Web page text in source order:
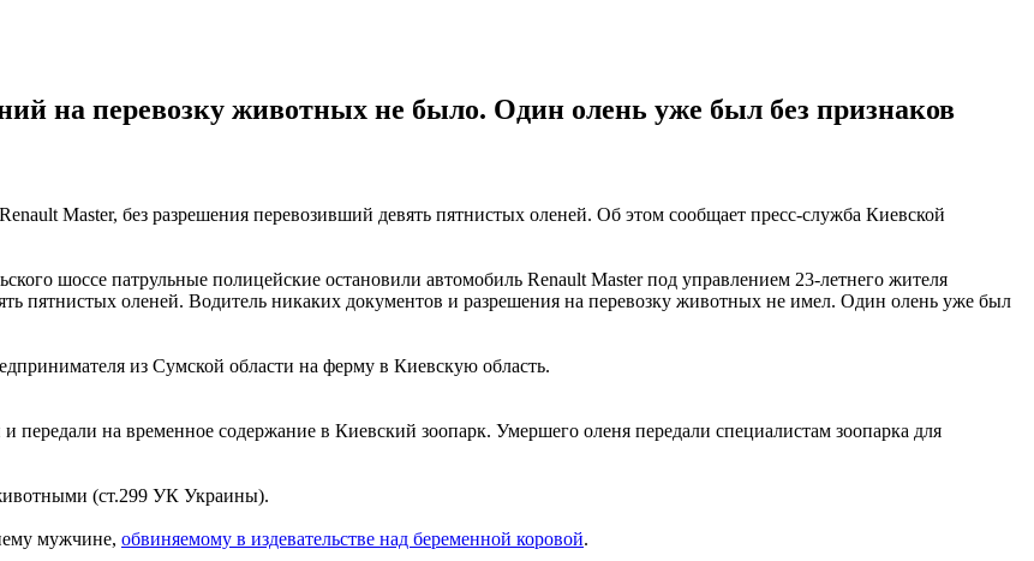
на перевозку животных не было. Один олень уже был без признаков
Master, без разрешения перевозивший девять пятнистых оленей. Об этом сообщает пресс-служба Киевской
шоссе патрульные полицейские остановили автомобиль Renault Master под управлением 23-летнего жителя
пятнистых оленей. Водитель никаких документов и разрешения на перевозку животных не имел. Один олень уже был
из Сумской области на ферму в Киевскую область.
на временное содержание в Киевский зоопарк. Умершего оленя передали специалистам зоопарка для
(ст.299 УК Украины).
мужчине, обвиняемому в издевательстве над беременной коровой.